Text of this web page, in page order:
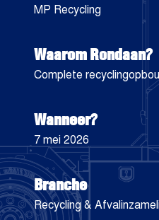
MP Recycling
Waarom Rondaan?
Complete
Wanneer?
7 mei 2026
Branche
Recycling &